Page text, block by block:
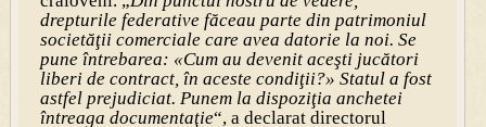
drepturile federative făceau parte din patrimoniul
societăţii comerciale care avea datorie la noi. Se
pune întrebarea: «Cum au devenit aceşti jucători
liberi de contract, în aceste condiţii?» Statul a fost
astfel prejudiciat. Punem la dispoziţia anchetei
întreaga documentaţie“, a declarat directorul